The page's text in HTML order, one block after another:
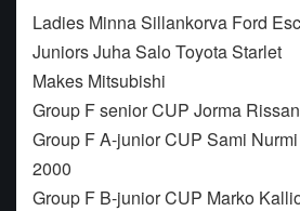
Ladies Minna Sillankorva Ford
Juniors Juha Salo Toyota Starlet
Makes Mitsubishi
Group F senior CUP Jorma
Group F A-junior CUP Sami
2000
Group F B-junior CUP Marko